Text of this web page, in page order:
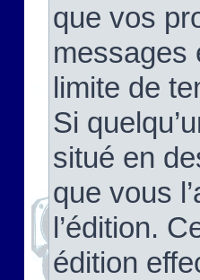
que vos
messages
limite de
Si
situé en
que vous
l’édition.
édition